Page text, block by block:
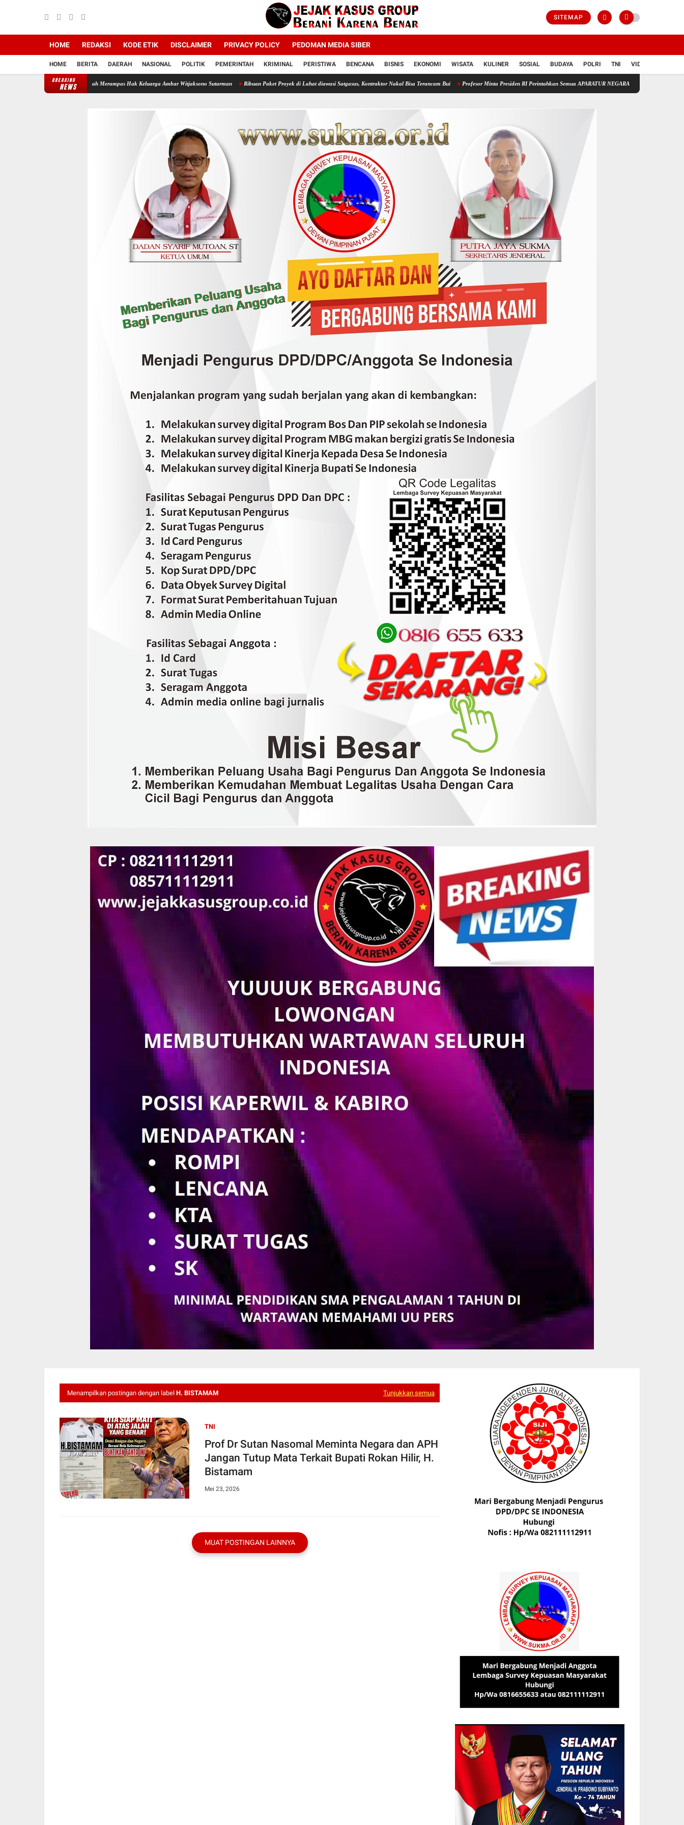
SITEMAP
HOME REDAKSI KODE ETIK DISCLAIMER PRIVACY POLICY PEDOMAN MEDIA SIBER
HOME BERITA DAERAH NASIONAL POLITIK PEMERINTAH KRIMINAL PERISTIWA BENCANA BISNIS EKONOMI WISATA KULINER SOSIAL BUDAYA POLRI TNI VIDIO
BREAKING
NEWS
Backing Mafia Tanah Merampas Hak Keluarga Ambar Witjaksono Sutarman Ribuan Paket Proyek di Lahat diawasi Satgasus, Kontraktor Nakal Bisa Terancam Bui Profesor Minta Presiden RI Perintahkan Semua APARATUR NEGARA Di Seluruh Indonesia Tertibkan
Menampilkan postingan dengan label H. BISTAMAM Tunjukkan semua
TNI
Prof Dr Sutan Nasomal Meminta Negara dan APH
Jangan Tutup Mata Terkait Bupati Rokan Hilir, H.
Bistamam
Mei 23, 2026
MUAT POSTINGAN LAINNYA